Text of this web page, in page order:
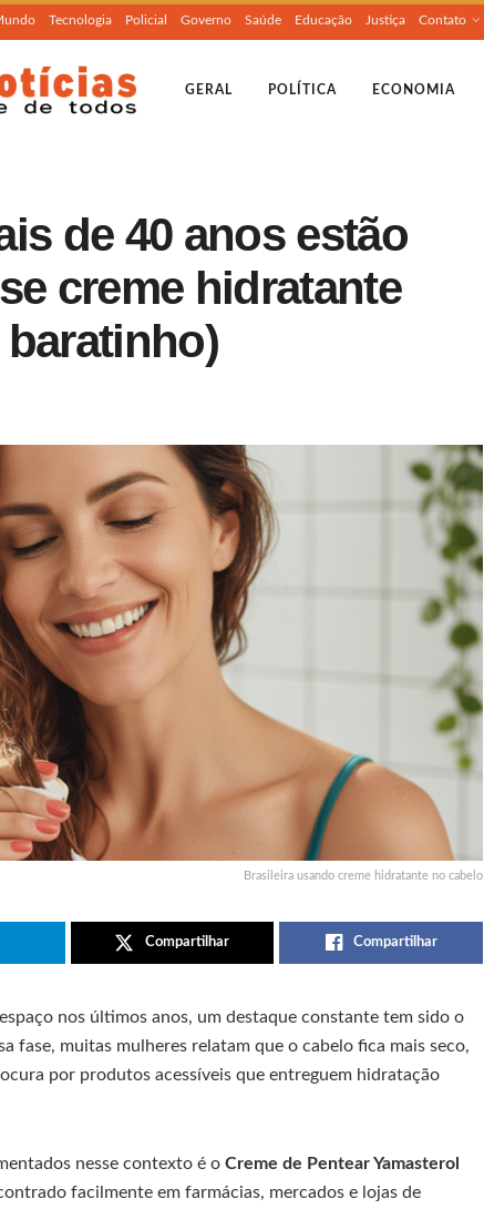
Tecnologia Policial Governo Saúde Educação Justiça Contato
GERAL POLÍTICA ECONOMIA
de 40 anos estão
creme hidratante
baratinho)
Brasileira usando creme hidratante no cabelo
Compartilhar Compartilhar
nos últimos anos, um destaque constante tem sido o
fase, muitas mulheres relatam que o cabelo fica mais seco,
por produtos acessíveis que entreguem hidratação
nesse contexto é o Creme de Pentear Yamasterol
facilmente em farmácias, mercados e lojas de